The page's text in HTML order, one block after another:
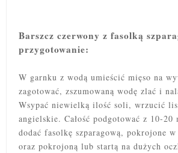
Barszcz czerwony z fasolką
przygotowanie:
W garnku z wodą umieścić mięso na
zagotować, zszumowaną wodę zlać i
Wsypać niewielką ilość soli, wrzucić
angielskie. Całość podgotować z 10-20
dodać fasolkę szparagową, pokrojone
oraz pokrojoną lub startą na dużych